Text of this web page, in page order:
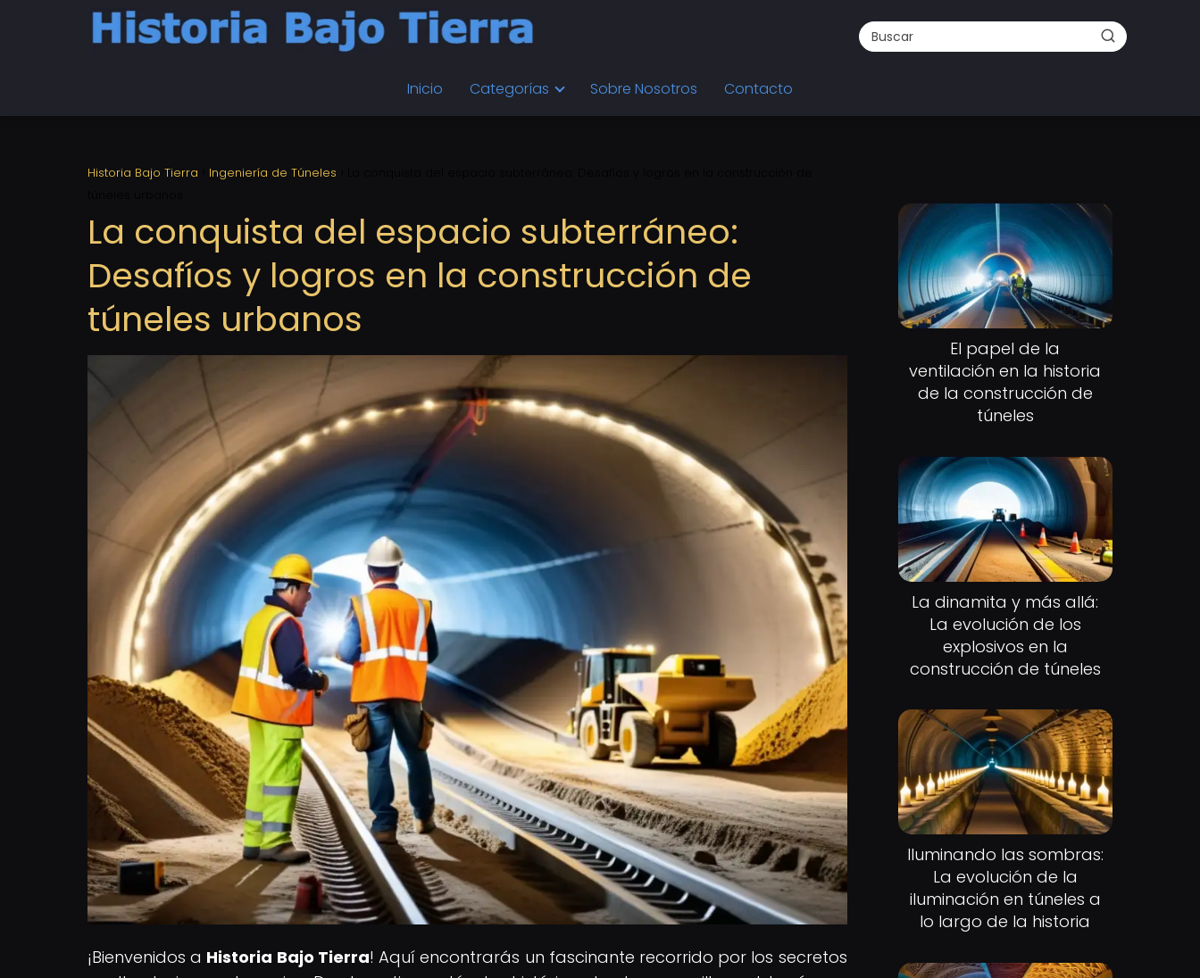
Inicio Categorías Sobre Nosotros Contacto
Historia Bajo Tierra Ingeniería de Túneles
La conquista del espacio subterráneo:
Desafíos y logros en la construcción de
túneles urbanos
¡Bienvenidos a Historia Bajo Tierra! Aquí encontrarás un fascinante recorrido por los secretos
El papel de la
ventilación en la historia
de la construcción de
túneles
La dinamita y más allá:
La evolución de los
explosivos en la
construcción de túneles
Iluminando las sombras:
La evolución de la
iluminación en túneles a
lo largo de la historia